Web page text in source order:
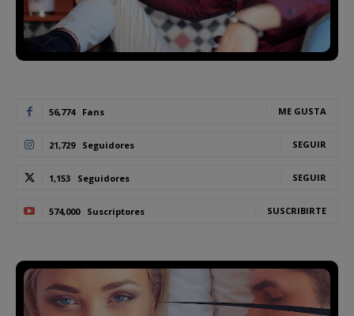
56,774 Fans ME GUSTA
21,729 Seguidores SEGUIR
1,153 Seguidores SEGUIR
574,000 Suscriptores SUSCRIBIRTE